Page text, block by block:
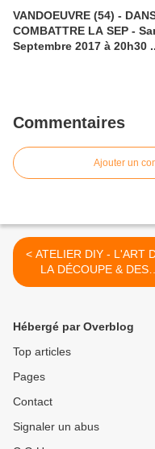
VANDOEUVRE (54) -
COMBATTRE LA SEP -
Septembre 2017 à 20h30
Commentaires
Ajouter un
< ATELIER DIY - L'ART DE
LA DÉCOUPE & DES
TROUS - Samedi 13
Hébergé par Overblog
Top articles
Pages
Contact
Signaler un abus